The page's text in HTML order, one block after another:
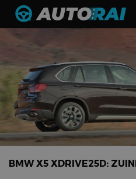
Autonieuws
Podcast
Autotests
Automerken
Adverteren
Contact
BMW X5 XDRIVE25D: